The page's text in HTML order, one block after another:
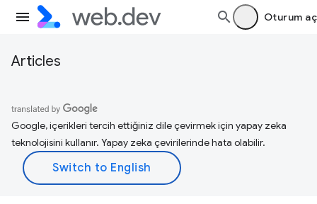
Oturum aç
Articles
Google, içerikleri tercih ettiğiniz dile çevirmek için yapay zeka
teknolojisini kullanır. Yapay zeka çevirilerinde hata olabilir.